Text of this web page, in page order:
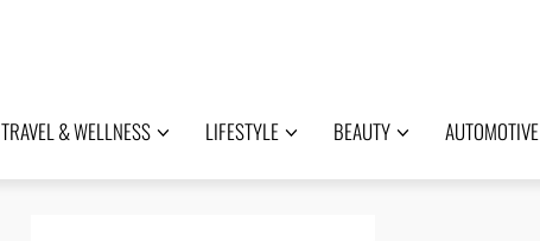
TRAVEL & WELLNESS LIFESTYLE BEAUTY AUTOMOTIVE